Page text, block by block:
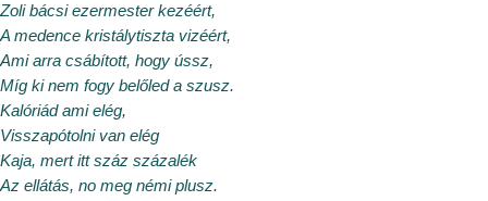
Zoli bácsi ezermester kezéért,
A medence kristálytiszta vizéért,
Ami arra csábított, hogy ússz,
Míg ki nem fogy belőled a szusz.
Kalóriád ami elég,
Visszapótolni van elég
Kaja, mert itt száz százalék
Az ellátás, no meg némi plusz.